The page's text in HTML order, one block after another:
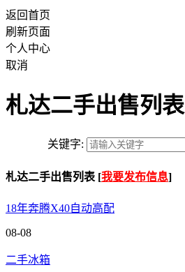
返回首页
刷新页面
个人中心
取消
札达二手出售列表
关键字:
札达二手出售列表 [我要发布信息]
18年奔腾X40自动高配
08-08
二手冰箱